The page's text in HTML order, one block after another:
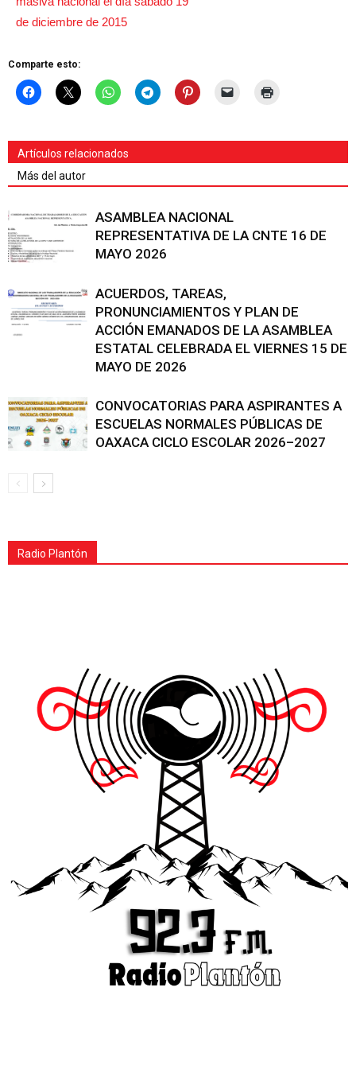
Comparte esto:
Artículos relacionados
Más del autor
ASAMBLEA NACIONAL
REPRESENTATIVA DE LA CNTE 16 DE
MAYO 2026
ACUERDOS, TAREAS,
PRONUNCIAMIENTOS Y PLAN DE
ACCIÓN EMANADOS DE LA ASAMBLEA
ESTATAL CELEBRADA EL VIERNES 15 DE
MAYO DE 2026
CONVOCATORIAS PARA ASPIRANTES A
ESCUELAS NORMALES PÚBLICAS DE
OAXACA CICLO ESCOLAR 2026–2027
Radio Plantón